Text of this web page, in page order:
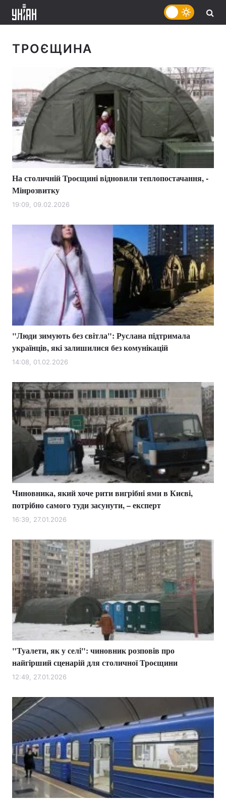
Головна Війна
Україна
Економіка Світ
Спорт Наука
Техно і зв'язок Лайт
Зброя Інциденти
Туризм
Цікавинки Погода
Екологія
Лонгріди
Відео з Youtube Статті
Інтерв'ю Думки
Архів Вакансії
Контакти
ТРОЄЩИНА
На столичній Троєщині відновили теплопостачання, -
Мінрозвитку
19:09, 09.02.2026
"Люди зимують без світла": Руслана підтримала
українців, які залишилися без комунікацій
14:08, 01.02.2026
Чиновника, який хоче рити вигрібні ями в Києві,
потрібно самого туди засунути, – експерт
16:39, 27.01.2026
"Туалети, як у селі": чиновник розповів про
найгірший сценарій для столичної Троєщини
12:49, 27.01.2026